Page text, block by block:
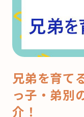
兄弟を育て
っ子・弟別
介！